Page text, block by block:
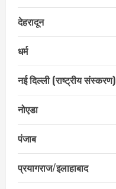
देहरादून
धर्म
नई दिल्ली (राष्ट्रीय संस्करण)
नोएडा
पंजाब
प्रयागराज/इलाहाबाद